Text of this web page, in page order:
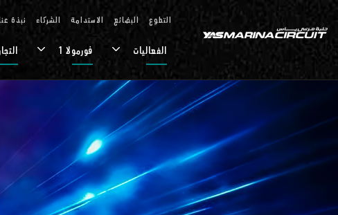
تخطي إلى المحتوى الرئيسي التطوع البضائع الاستدامة الشركاء نبذة
الفعاليات فورمولا 1